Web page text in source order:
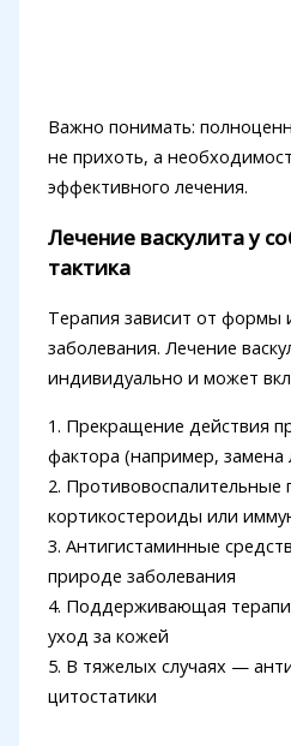
Важно понимать:
не прихоть, а
эффективного лечения.
Лечение васкулита у
тактика
Терапия зависит от формы
заболевания. Лечение
индивидуально и может
1. Прекращение действия
фактора (например, замена
2.
кортикостероиды или
3. Антигистаминные
природе заболевания
4. Поддерживающая
уход за кожей
5. В тяжелых случаях —
цитостатики